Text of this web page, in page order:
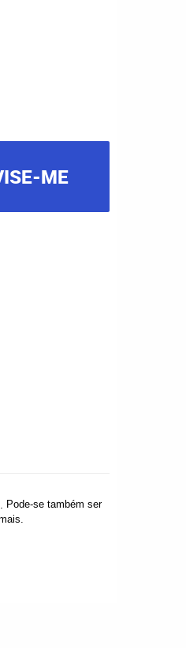
ME
Pode-se também ser